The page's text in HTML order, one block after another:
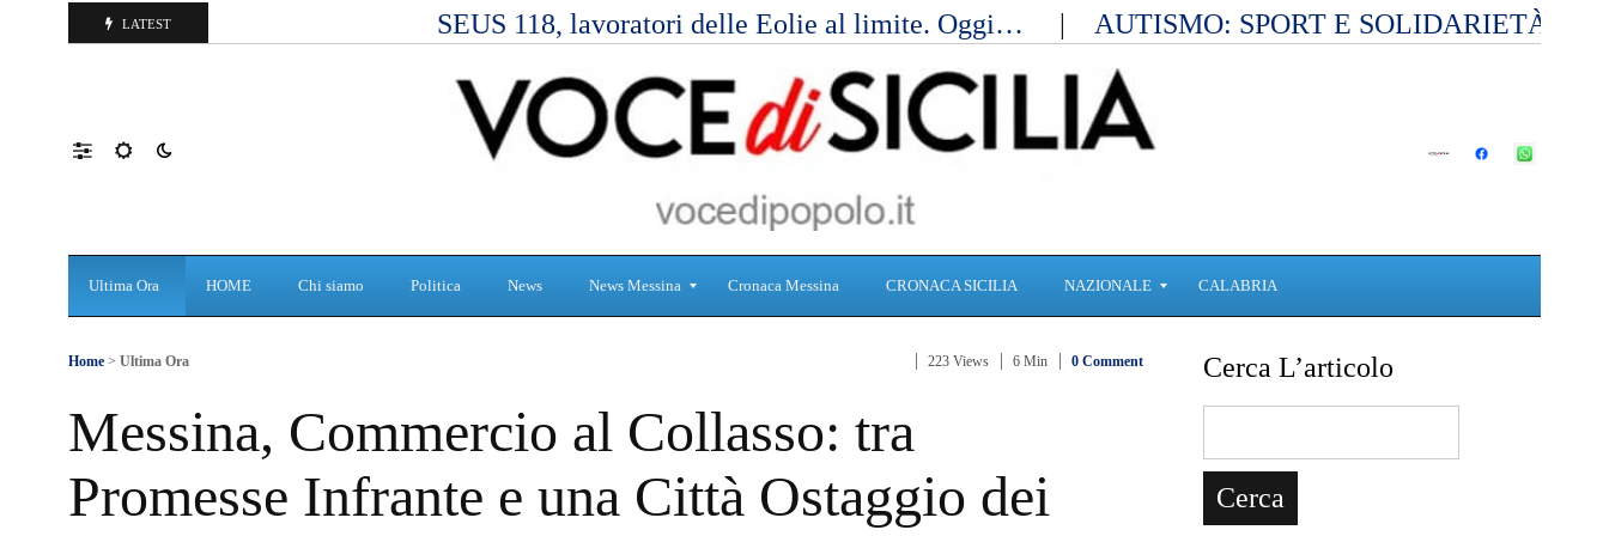
LATEST SEUS 118, lavoratori delle Eolie al limite. Oggi… AUTISMO: SPORT E SOLIDARIETÀ
Ultima Ora HOME Chi siamo Politica News News Messina
n
i
à
Cronaca Messina CRONACA SICILIA NAZIONALE CALABRIA
Home > Ultima Ora 223 Views 6 Min 0 Comment
Messina, Commercio al Collasso: tra
Promesse Infrante e una Città Ostaggio dei
Cerca L’articolo